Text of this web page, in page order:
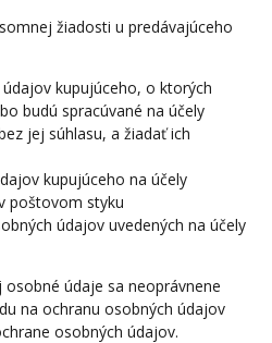
žiadosti u predávajúceho
kupujúceho, o ktorých
budú spracúvané na účely
jej súhlasu, a žiadať ich
kupujúceho na účely
poštovom styku
údajov uvedených na účely
údaje sa neoprávnene
na ochranu osobných údajov
osobných údajov.